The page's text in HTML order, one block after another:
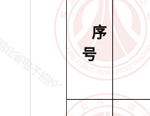
序
号